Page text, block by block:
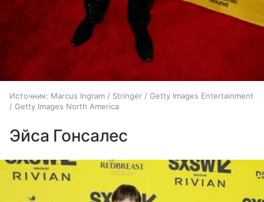
Источник: Marcus Ingram / Stringer / Getty Images Entertainment
/ Getty Images North America
Эйса Гонсалес